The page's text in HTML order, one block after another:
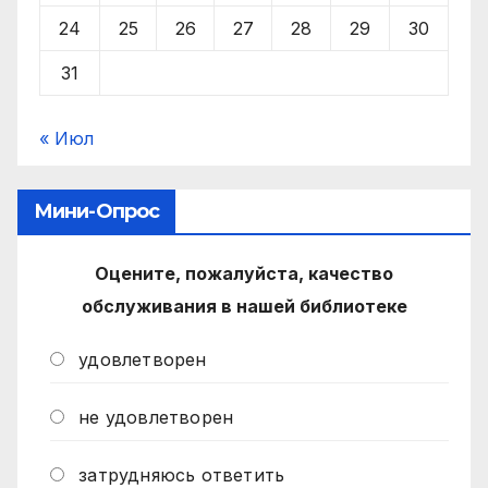
24 25 26 27 28 29 30
31
« Июл
Мини-Опрос
Оцените, пожалуйста, качество
обслуживания в нашей библиотеке
удовлетворен
не удовлетворен
затрудняюсь ответить